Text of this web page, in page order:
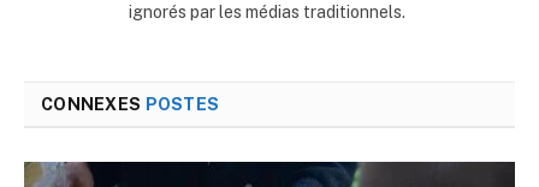
ignorés par les médias traditionnels.
CONNEXES POSTES